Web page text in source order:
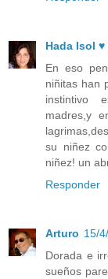
Hada Isol ♥
En eso
niñitas han
instintivo
madres,y
su niñez
niñez! un
Responder
Arturo 15/
Dorada e
sueños